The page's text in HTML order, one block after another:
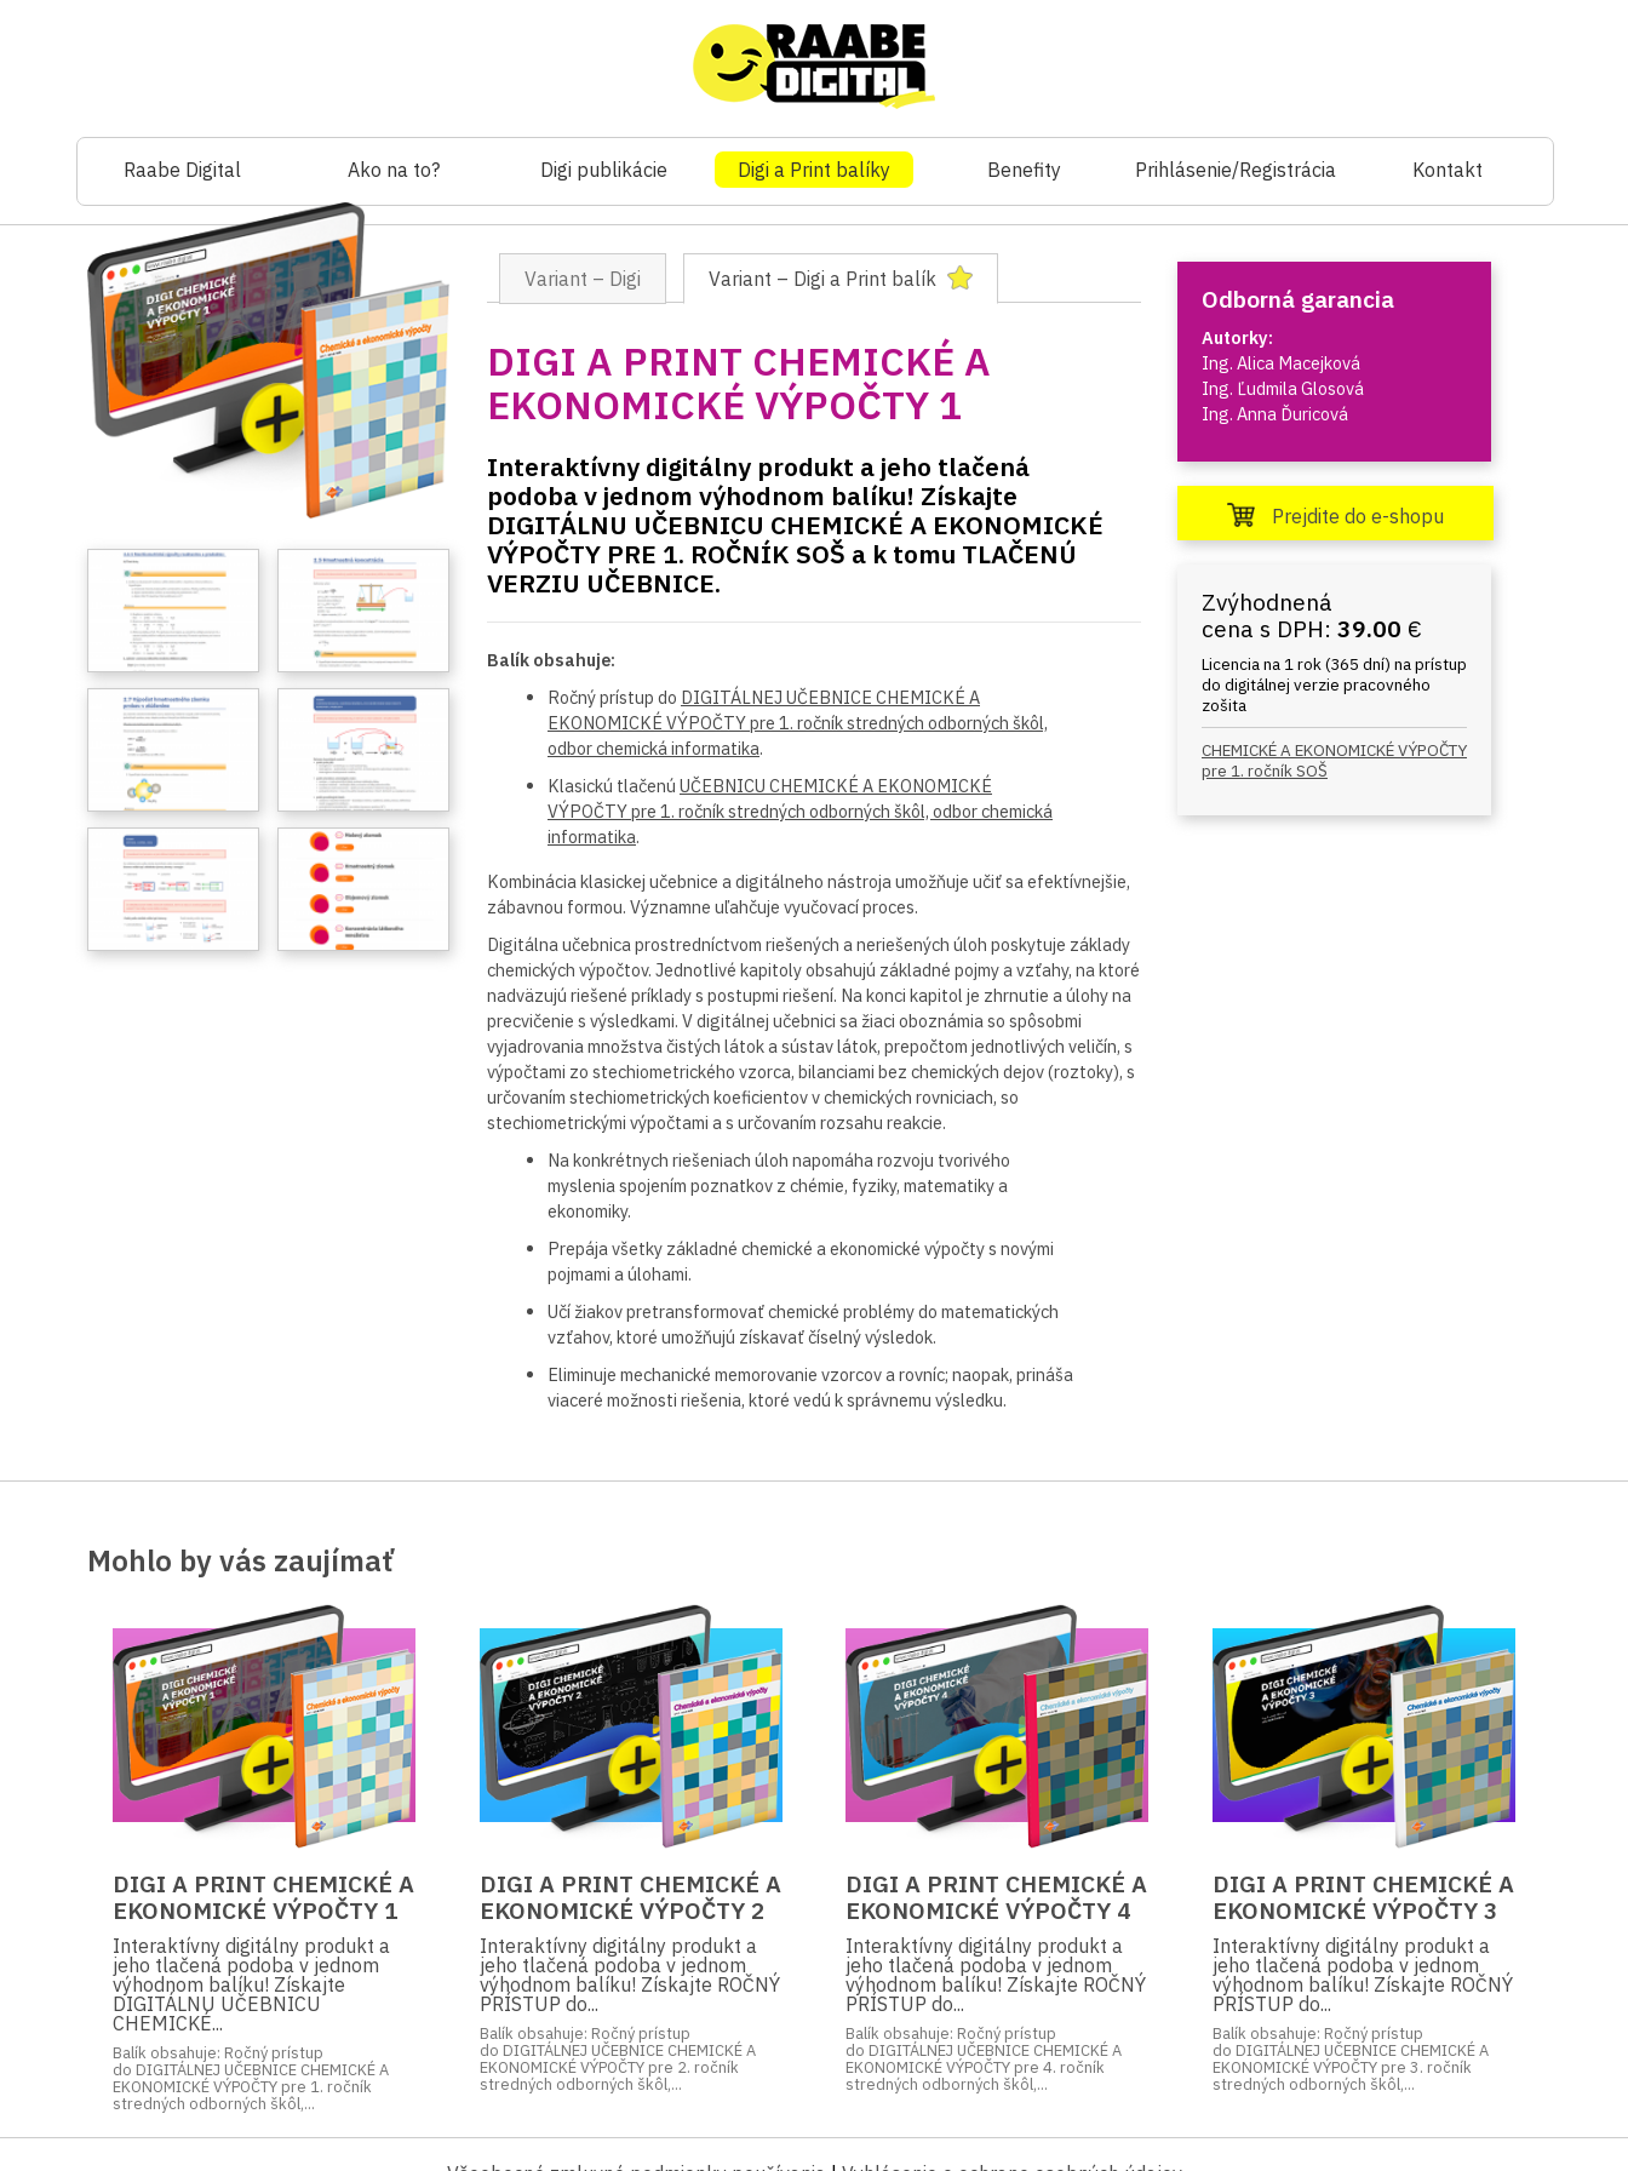
Raabe Digital Ako na to? Digi publikácie Digi a Print balíky Benefity Prihlásenie/Registrácia Kontakt
Variant – Digi Variant – Digi a Print balík
DIGI A PRINT CHEMICKÉ A
EKONOMICKÉ VÝPOČTY 1
Interaktívny digitálny produkt a jeho tlačená
podoba v jednom výhodnom balíku! Získajte
DIGITÁLNU UČEBNICU CHEMICKÉ A EKONOMICKÉ
VÝPOČTY PRE 1. ROČNÍK SOŠ a k tomu TLAČENÚ
VERZIU UČEBNICE.
Balík obsahuje:
Ročný prístup do DIGITÁLNEJ UČEBNICE CHEMICKÉ A
EKONOMICKÉ VÝPOČTY pre 1. ročník stredných odborných škôl,
odbor chemická informatika.
Klasickú tlačenú UČEBNICU CHEMICKÉ A EKONOMICKÉ
VÝPOČTY pre 1. ročník stredných odborných škôl, odbor chemická
informatika.
Kombinácia klasickej učebnice a digitálneho nástroja umožňuje učiť sa efektívnejšie,
zábavnou formou. Významne uľahčuje vyučovací proces.
Digitálna učebnica prostredníctvom riešených a neriešených úloh poskytuje základy
chemických výpočtov. Jednotlivé kapitoly obsahujú základné pojmy a vzťahy, na ktoré
nadväzujú riešené príklady s postupmi riešení. Na konci kapitol je zhrnutie a úlohy na
precvičenie s výsledkami. V digitálnej učebnici sa žiaci oboznámia so spôsobmi
vyjadrovania množstva čistých látok a sústav látok, prepočtom jednotlivých veličín, s
výpočtami zo stechiometrického vzorca, bilanciami bez chemických dejov (roztoky), s
určovaním stechiometrických koeficientov v chemických rovniciach, so
stechiometrickými výpočtami a s určovaním rozsahu reakcie.
Na konkrétnych riešeniach úloh napomáha rozvoju tvorivého
myslenia spojením poznatkov z chémie, fyziky, matematiky a
ekonomiky.
Prepája všetky základné chemické a ekonomické výpočty s novými
pojmami a úlohami.
Učí žiakov pretransformovať chemické problémy do matematických
vzťahov, ktoré umožňujú získavať číselný výsledok.
Eliminuje mechanické memorovanie vzorcov a rovníc; naopak, prináša
viaceré možnosti riešenia, ktoré vedú k správnemu výsledku.
Odborná garancia
Autorky:
Ing. Alica Macejková
Ing. Ľudmila Glosová
Ing. Anna Ďuricová
Prejdite do e-shopu
Zvýhodnená
cena s DPH: 39.00 €
Licencia na 1 rok (365 dní) na prístup
do digitálnej verzie pracovného
zošita
CHEMICKÉ A EKONOMICKÉ VÝPOČTY
pre 1. ročník SOŠ
Mohlo by vás zaujímať
DIGI A PRINT CHEMICKÉ A
EKONOMICKÉ VÝPOČTY 1
Interaktívny digitálny produkt a
jeho tlačená podoba v jednom
výhodnom balíku! Získajte
DIGITÁLNU UČEBNICU
CHEMICKÉ...
Balík obsahuje: Ročný prístup
do DIGITÁLNEJ UČEBNICE CHEMICKÉ A
EKONOMICKÉ VÝPOČTY pre 1. ročník
stredných odborných škôl,...
DIGI A PRINT CHEMICKÉ A
EKONOMICKÉ VÝPOČTY 2
Interaktívny digitálny produkt a
jeho tlačená podoba v jednom
výhodnom balíku! Získajte ROČNÝ
PRÍSTUP do...
Balík obsahuje: Ročný prístup
do DIGITÁLNEJ UČEBNICE CHEMICKÉ A
EKONOMICKÉ VÝPOČTY pre 2. ročník
stredných odborných škôl,...
DIGI A PRINT CHEMICKÉ A
EKONOMICKÉ VÝPOČTY 4
Interaktívny digitálny produkt a
jeho tlačená podoba v jednom
výhodnom balíku! Získajte ROČNÝ
PRÍSTUP do...
Balík obsahuje: Ročný prístup
do DIGITÁLNEJ UČEBNICE CHEMICKÉ A
EKONOMICKÉ VÝPOČTY pre 4. ročník
stredných odborných škôl,...
DIGI A PRINT CHEMICKÉ A
EKONOMICKÉ VÝPOČTY 3
Interaktívny digitálny produkt a
jeho tlačená podoba v jednom
výhodnom balíku! Získajte ROČNÝ
PRÍSTUP do...
Balík obsahuje: Ročný prístup
do DIGITÁLNEJ UČEBNICE CHEMICKÉ A
EKONOMICKÉ VÝPOČTY pre 3. ročník
stredných odborných škôl,...